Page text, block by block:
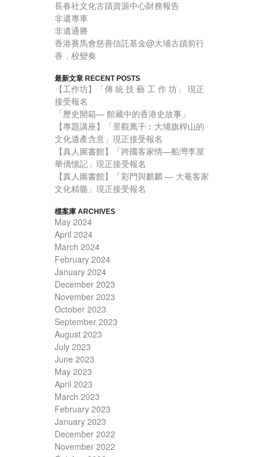
長春社文化古蹟資源中心財務報告
非遺專車
非遺通勝
香港賽馬會慈善信託基金@大埔古蹟前行
香．校變奏
最新文章 RECENT POSTS
【工作坊】「傳 統 技 藝 工 作 坊」 現正
接受報名
「歷史開箱— 館藏中的香港史故事」
【專題講座】「景觀萬千︰大埔旗桿山的
文化遺產含意」現正接受報名
【真人圖書館】「跨國客家情—船灣李屋
華僑憶記」現正接受報名
【真人圖書館】「彩門與麒麟 — 大菴客家
文化精髓」現正接受報名
檔案庫 ARCHIVES
May 2024
April 2024
March 2024
February 2024
January 2024
December 2023
November 2023
October 2023
September 2023
August 2023
July 2023
June 2023
May 2023
April 2023
March 2023
February 2023
January 2023
December 2022
November 2022